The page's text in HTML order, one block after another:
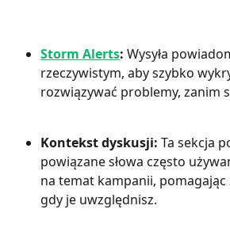
Storm Alerts: Wysyła
rzeczywistym, aby szybko
rozwiązywać problemy, zanim
Kontekst dyskusji: Ta sekcja
powiązane słowa często
na temat kampanii, pomagając
gdy je uwzględnisz.